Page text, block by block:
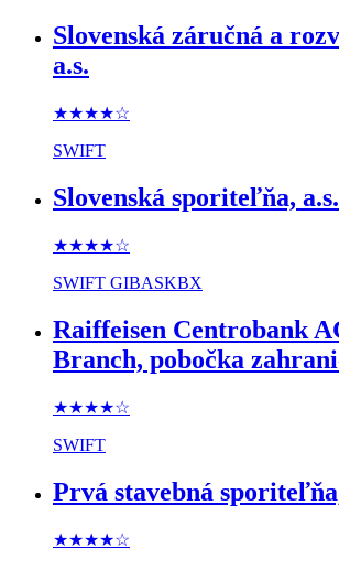
Slovenská záručná a
a.s.
★★★★☆
SWIFT
Slovenská sporiteľňa, a.s.
★★★★☆
SWIFT GIBASKBX
Raiffeisen Centrobank
Branch, pobočka
★★★★☆
SWIFT
Prvá stavebná
★★★★☆